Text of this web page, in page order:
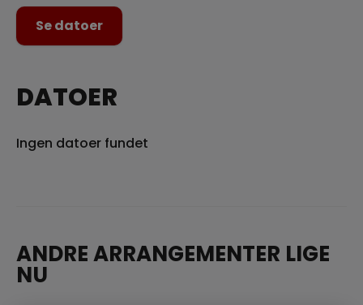
Se datoer
DATOER
Ingen datoer fundet
ANDRE ARRANGEMENTER LIGE
NU